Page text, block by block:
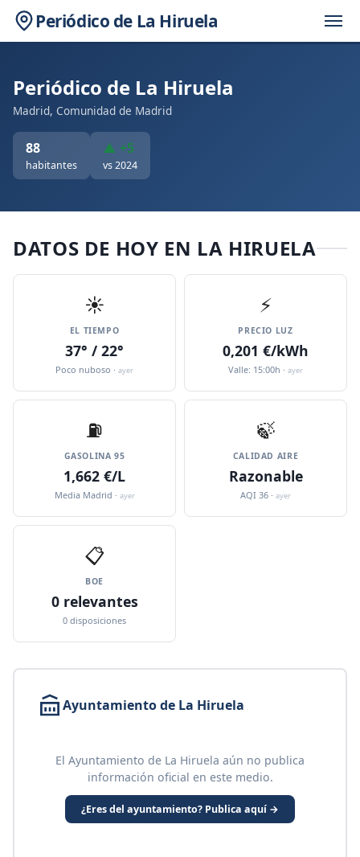
Periódico de La Hiruela
Periódico de La Hiruela
Madrid, Comunidad de Madrid
88
habitantes
▲ +5
vs 2024
DATOS DE HOY EN LA HIRUELA
☀️
EL TIEMPO
37° / 22°
Poco nuboso · ayer
⚡
PRECIO LUZ
0,201 €/kWh
Valle: 15:00h · ayer
⛽️
GASOLINA 95
1,662 €/L
Media Madrid · ayer
🍃
CALIDAD AIRE
Razonable
AQI 36 · ayer
📋
BOE
0 relevantes
0 disposiciones
Ayuntamiento de La Hiruela
El Ayuntamiento de La Hiruela aún no publica
información oficial en este medio.
¿Eres del ayuntamiento? Publica aquí →